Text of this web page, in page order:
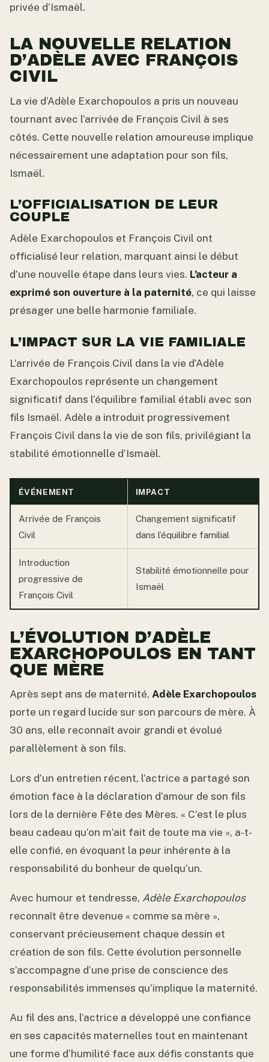
privée d’Ismaël.
LA NOUVELLE RELATION
D’ADÈLE AVEC FRANÇOIS
CIVIL
La vie d’Adèle Exarchopoulos a pris un nouveau
tournant avec l’arrivée de François Civil à ses
côtés. Cette nouvelle relation amoureuse implique
nécessairement une adaptation pour son fils,
Ismaël.
L’OFFICIALISATION DE LEUR
COUPLE
Adèle Exarchopoulos et François Civil ont
officialisé leur relation, marquant ainsi le début
d’une nouvelle étape dans leurs vies. L’acteur a
exprimé son ouverture à la paternité, ce qui laisse
présager une belle harmonie familiale.
L’IMPACT SUR LA VIE FAMILIALE
L’arrivée de François Civil dans la vie d’Adèle
Exarchopoulos représente un changement
significatif dans l’équilibre familial établi avec son
fils Ismaël. Adèle a introduit progressivement
François Civil dans la vie de son fils, privilégiant la
stabilité émotionnelle d’Ismaël.
ÉVÉNEMENT IMPACT
Arrivée de François
Civil
Changement significatif
dans l’équilibre familial
Introduction
progressive de
François Civil
Stabilité émotionnelle pour
Ismaël
L’ÉVOLUTION D’ADÈLE
EXARCHOPOULOS EN TANT
QUE MÈRE
Après sept ans de maternité, Adèle Exarchopoulos
porte un regard lucide sur son parcours de mère. À
30 ans, elle reconnaît avoir grandi et évolué
parallèlement à son fils.
Lors d’un entretien récent, l’actrice a partagé son
émotion face à la déclaration d’amour de son fils
lors de la dernière Fête des Mères. « C’est le plus
beau cadeau qu’on m’ait fait de toute ma vie », a-t-
elle confié, en évoquant la peur inhérente à la
responsabilité du bonheur de quelqu’un.
Avec humour et tendresse, Adèle Exarchopoulos
reconnaît être devenue « comme sa mère »,
conservant précieusement chaque dessin et
création de son fils. Cette évolution personnelle
s’accompagne d’une prise de conscience des
responsabilités immenses qu’implique la maternité.
Au fil des ans, l’actrice a développé une confiance
en ses capacités maternelles tout en maintenant
une forme d’humilité face aux défis constants que